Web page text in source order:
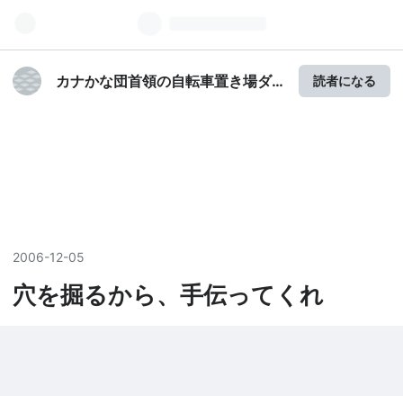
カナかな団首領の自転車置き場ダ
読者になる
2006-12-05
穴を掘るから、手伝ってくれ